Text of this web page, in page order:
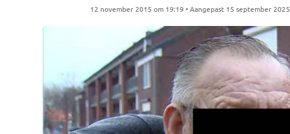
12 november 2015 om 19:19 • Aangepast 15 september